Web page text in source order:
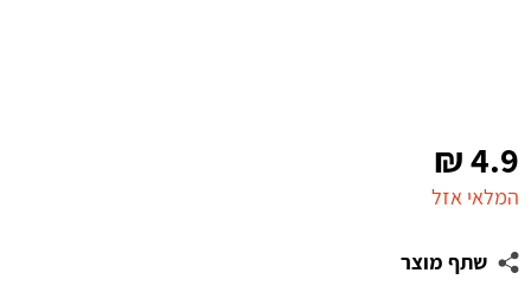
4.9
₪
המלאי אזל
שתף מוצר